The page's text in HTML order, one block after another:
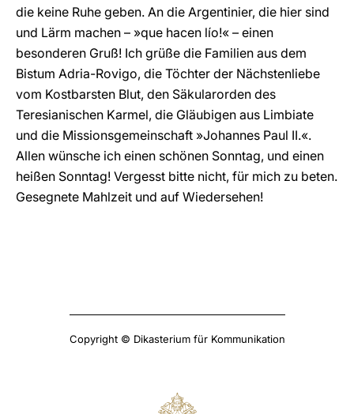
die keine Ruhe geben. An die Argentinier, die hier sind
und Lärm machen – »que hacen lío!« – einen
besonderen Gruß! Ich grüße die Familien aus dem
Bistum Adria-Rovigo, die Töchter der Nächstenliebe
vom Kostbarsten Blut, den Säkularorden des
Teresianischen Karmel, die Gläubigen aus Limbiate
und die Missionsgemeinschaft »Johannes Paul II.«.
Allen wünsche ich einen schönen Sonntag, und einen
heißen Sonntag! Vergesst bitte nicht, für mich zu beten.
Gesegnete Mahlzeit und auf Wiedersehen!
Copyright © Dikasterium für Kommunikation